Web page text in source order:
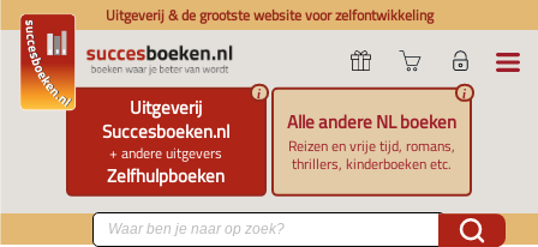
Uitgeverij & de grootste website voor zelfontwikkeling
Uitgeverij
Succesboeken.nl
+ andere uitgevers
Zelfhulpboeken
i
Alle andere NL boeken
Reizen en vrije tijd, romans,
thrillers, kinderboeken etc.
i